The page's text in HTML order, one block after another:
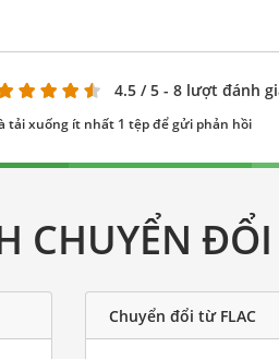
4.5 / 5 - 8 lượt đánh
tải xuống ít nhất 1 tệp để gửi phản hồi
CHUYỂN ĐỔI
Chuyển đổi từ FLAC